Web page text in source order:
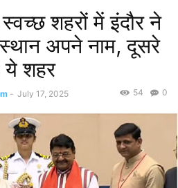
स्वच्छ शहरों में इंदौर ने
अपने नाम, दूसरे
ये शहर
- July 17, 2025 0
54